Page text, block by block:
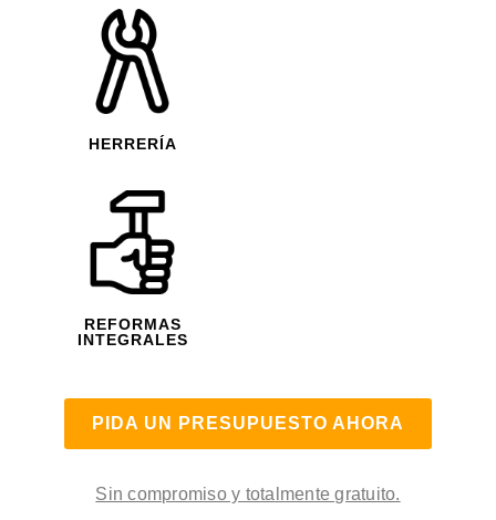
HERRERÍA
REFORMAS
INTEGRALES
PIDA UN PRESUPUESTO AHORA
Sin compromiso y totalmente gratuito.